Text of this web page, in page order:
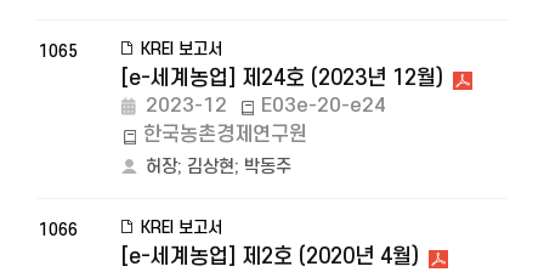
1065 KREI 보고서
[e-세계농업] 제24호 (2023년 12월)
2023-12
E03e-20-e24
한국농촌경제연구원
허장; 김상현; 박동주
1066 KREI 보고서
[e-세계농업] 제2호 (2020년 4월)